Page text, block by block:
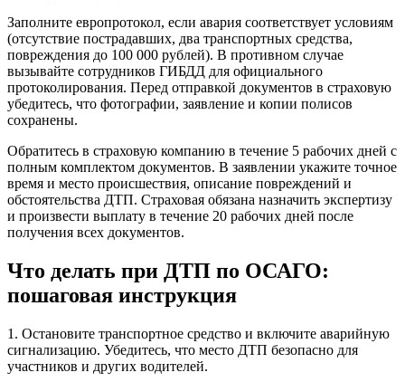
Заполните европротокол, если авария соответствует условиям
(отсутствие пострадавших, два транспортных средства,
повреждения до 100 000 рублей). В противном случае
вызывайте сотрудников ГИБДД для официального
протоколирования. Перед отправкой документов в страховую
убедитесь, что фотографии, заявление и копии полисов
сохранены.
Обратитесь в страховую компанию в течение 5 рабочих дней с
полным комплектом документов. В заявлении укажите точное
время и место происшествия, описание повреждений и
обстоятельства ДТП. Страховая обязана назначить экспертизу
и произвести выплату в течение 20 рабочих дней после
получения всех документов.
Что делать при ДТП по ОСАГО:
пошаговая инструкция
1. Остановите транспортное средство и включите аварийную
сигнализацию. Убедитесь, что место ДТП безопасно для
участников и других водителей.